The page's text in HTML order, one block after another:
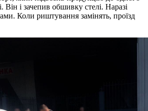
Він і зачепив обшивку стелі. Наразі
Коли риштування замінять, проїзд